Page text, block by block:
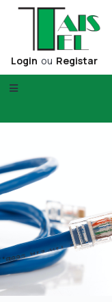
Login ou Registar